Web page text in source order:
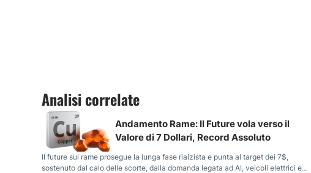
Analisi correlate
Andamento Rame: Il Future vola verso il
Valore di 7 Dollari, Record Assoluto
Il future sul rame prosegue la lunga fase rialzista e punta al target dei 7$,
sostenuto dal calo delle scorte, dalla domanda legata ad AI, veicoli elettrici e